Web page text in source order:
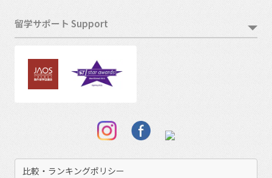
留学サポート Support
比較・ランキングポリシー